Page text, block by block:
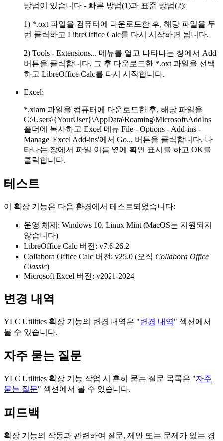
방법이 있습니다 - 빠른 방법(1)과 표준 방법(2):
1) *.oxt 파일을 컴퓨터에 다운로드한 후, 해당 파일을 두
번 클릭하고 LibreOffice Calc를 다시 시작하면 됩니다.
2) Tools - Extensions... 메뉴를 열고 나타나는 창에서 Add
버튼을 클릭합니다. 그 후 다운로드한 *.oxt 파일을 선택
하고 LibreOffice Calc를 다시 시작합니다.
Excel:
*.xlam 파일을 컴퓨터에 다운로드한 후, 해당 파일을
C:\Users\{YourUser}\AppData\Roaming\Microsoft\AddIns
폴더에 복사하고 Excel 메뉴 File - Options - Add-ins -
Manage 'Excel Add-ins'에서 Go... 버튼을 클릭합니다. 나
타나는 창에서 파일 이름 옆에 확인 표시를 하고 OK를
클릭합니다.
테스트
이 확장 기능은 다음 환경에서 테스트되었습니다:
운영 체제: Windows 10, Linux Mint (MacOS는 지원되지
않습니다)
LibreOffice Calc 버전: v7.6-26.2
Collabora Office Calc 버전: v25.0 (오직 Collabora Office
Classic)
Microsoft Excel 버전: v2021-2024
변경 내역
YLC Utilities 확장 기능의 변경 내역은 "변경 내역" 섹션에서
볼 수 있습니다.
자주 묻는 질문
YLC Utilities 확장 기능 작업 시 흔히 묻는 질문 목록은 "자주
묻는 질문" 섹션에서 볼 수 있습니다.
피드백
확장 기능의 작동과 관련하여 질문, 제안 또는 문제가 있는 경